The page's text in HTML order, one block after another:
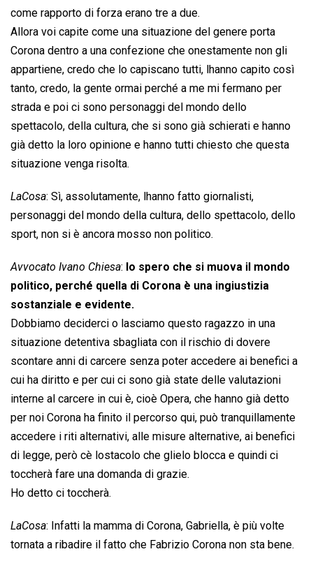
come rapporto di forza erano tre a due.
Allora voi capite come una situazione del genere porta
Corona dentro a una confezione che onestamente non gli
appartiene, credo che lo capiscano tutti, lhanno capito così
tanto, credo, la gente ormai perché a me mi fermano per
strada e poi ci sono personaggi del mondo dello
spettacolo, della cultura, che si sono già schierati e hanno
già detto la loro opinione e hanno tutti chiesto che questa
situazione venga risolta.
LaCosa: Sì, assolutamente, lhanno fatto giornalisti,
personaggi del mondo della cultura, dello spettacolo, dello
sport, non si è ancora mosso non politico.
Avvocato Ivano Chiesa: Io spero che si muova il mondo
politico, perché quella di Corona è una ingiustizia
sostanziale e evidente.
Dobbiamo deciderci o lasciamo questo ragazzo in una
situazione detentiva sbagliata con il rischio di dovere
scontare anni di carcere senza poter accedere ai benefici a
cui ha diritto e per cui ci sono già state delle valutazioni
interne al carcere in cui è, cioè Opera, che hanno già detto
per noi Corona ha finito il percorso qui, può tranquillamente
accedere i riti alternativi, alle misure alternative, ai benefici
di legge, però cè lostacolo che glielo blocca e quindi ci
toccherà fare una domanda di grazie.
Ho detto ci toccherà.
LaCosa: Infatti la mamma di Corona, Gabriella, è più volte
tornata a ribadire il fatto che Fabrizio Corona non sta bene.